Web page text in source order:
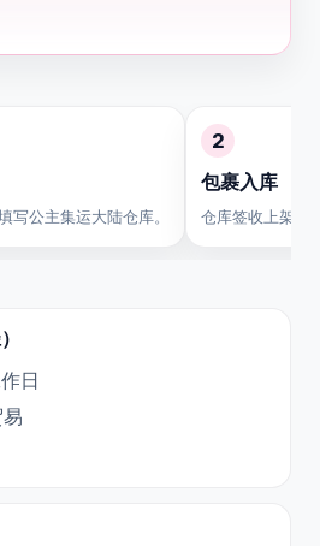
写公主集运大陆仓库。
2
包裹入库
仓库签收上架，
日